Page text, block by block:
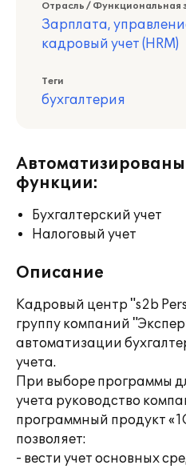
Отрасль / Функциональная
Зарплата,
кадровый учет (HRM)
Теги
бухгалтерия
функции:
Бухгалтерский учет
Налоговый учет
Описание
Кадровый центр "s2b
группу компаний
автоматизации
учета.
При выборе программы
учета руководство
программный продукт
позволяет:
- вести учет основных